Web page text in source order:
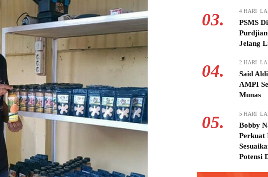
03. 4 HARI
PSMS
Jelang
04. 2 HARI
Said
AMPI
Munas
05. 5 HARI
Bobby
Perkuat
Potensi